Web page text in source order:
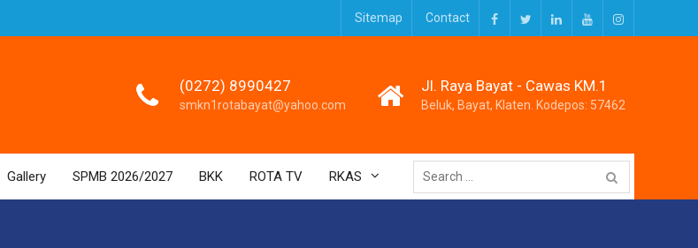
Facebook
TwitterLinkedInYoutubeInstagram
Sitemap Contact
(0272) 8990427
smkn1rotabayat@yahoo.com
Jl. Raya Bayat - Cawas KM.1
Beluk, Bayat, Klaten. Kodepos: 57462
Gallery SPMB 2026/2027 BKK ROTA TV RKAS
Search
for: